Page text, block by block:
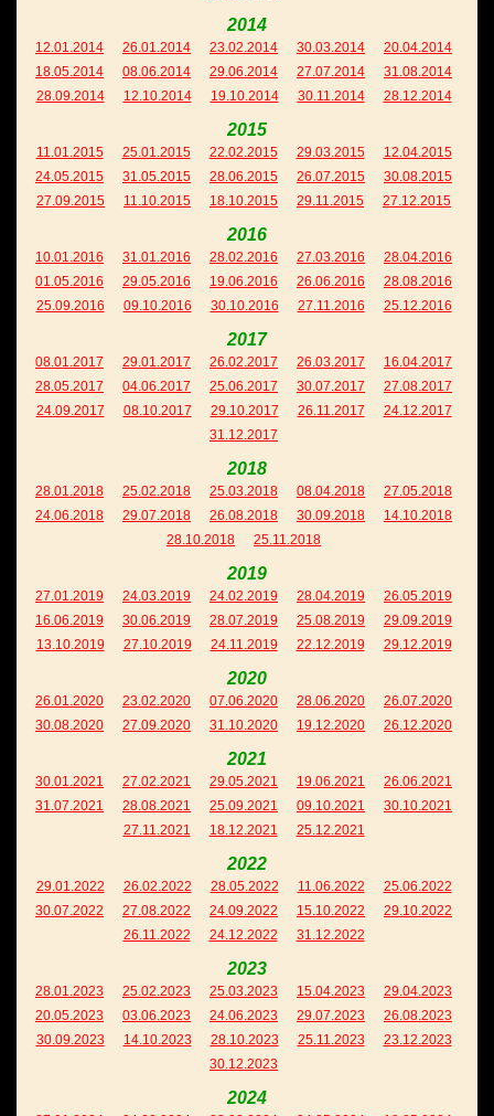
2014
12.01.2014 26.01.2014 23.02.2014 30.03.2014
20.04.2014
18.05.2014
08.06.2014 29.06.2014 27.07.2014
31.08.2014
28.09.2014
12.10.2014 19.10.2014 30.11.2014 28.12.2014
2015
11.01.2015 25.01.2015 22.02.2015 29.03.2015
12.04.2015
24.05.2015
31.05.2015 28.06.2015 26.07.2015
30.08.2015
27.09.2015
11.10.2015 18.10.2015 29.11.2015 27.12.2015
2016
10.01.2016 31.01.2016 28.02.2016 27.03.2016
28.04.2016
01.05.2016
29.05.2016 19.06.2016 26.06.2016
28.08.2016
25.09.2016
09.10.2016 30.10.2016 27.11.2016 25.12.2016
2017
08.01.2017 29.01.2017 26.02.2017 26.03.2017
16.04.2017
28.05.2017
04.06.2017 25.06.2017 30.07.2017
27.08.2017
24.09.2017
08.10.2017 29.10.2017 26.11.2017
24.12.2017
31.12.2017
2018
28.01.2018 25.02.2018 25.03.2018 08.04.2018
27.05.2018
24.06.2018
29.07.2018 26.08.2018 30.09.2018
14.10.2018
28.10.2018
25.11.2018
2019
27.01.2019 24.03.2019 24.02.2019 28.04.2019
26.05.2019
16.06.2019
30.06.2019 28.07.2019 25.08.2019
29.09.2019
13.10.2019
27.10.2019 24.11.2019 22.12.2019 29.12.2019
2020
26.01.2020 23.02.2020 07.06.2020 28.06.2020
26.07.2020
30.08.2020
27.09.2020 31.10.2020 19.12.2020 26.12.2020
2021
30.01.2021 27.02.2021 29.05.2021 19.06.2021
26.06.2021
31.07.2021
28.08.2021 25.09.2021 09.10.2021
30.10.2021
27.11.2021
18.12.2021 25.12.2021
2022
29.01.2022 26.02.2022 28.05.2022 11.06.2022
25.06.2022
30.07.2022
27.08.2022 24.09.2022 15.10.2022
29.10.2022
26.11.2022
24.12.2022 31.12.2022
2023
28.01.2023 25.02.2023 25.03.2023 15.04.2023
29.04.2023
20.05.2023
03.06.2023 24.06.2023 29.07.2023
26.08.2023
30.09.2023
14.10.2023 28.10.2023 25.11.2023
23.12.2023
30.12.2023
2024